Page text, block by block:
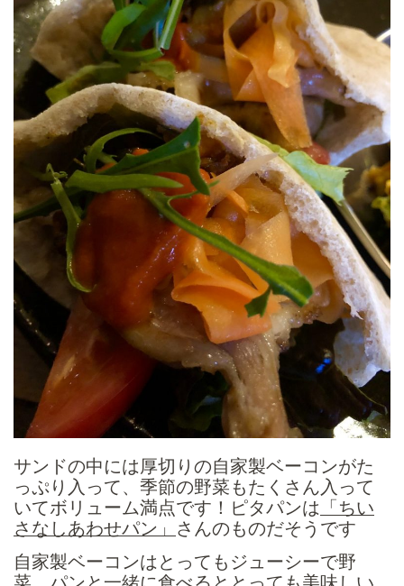
サンドの中には厚切りの自家製ベーコンがた
っぷり入って、季節の野菜もたくさん入って
いてボリューム満点です！ピタパンは 「ちい
さなしあわせパン」 さんのものだそうです
自家製ベーコンはとってもジューシーで野